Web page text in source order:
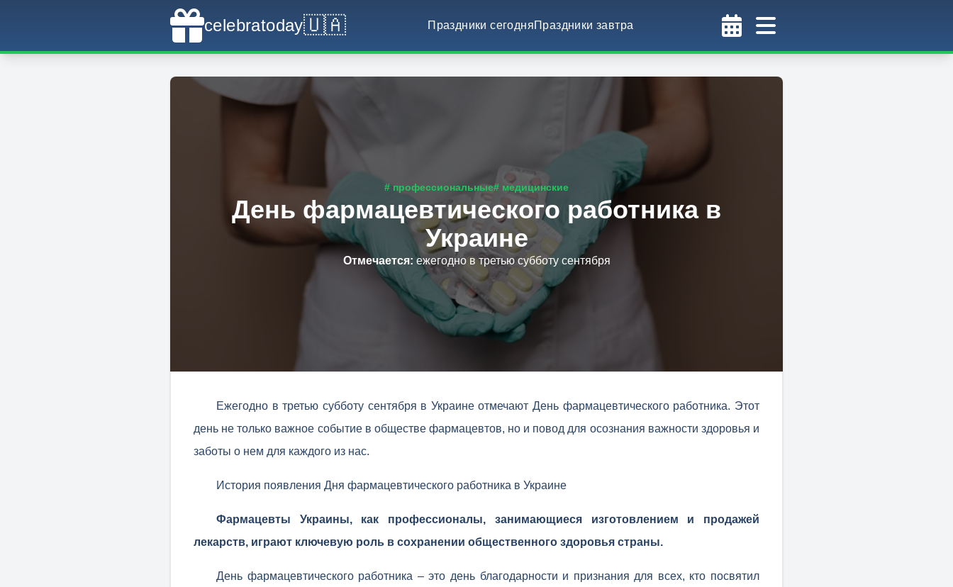
celebratoday🇺🇦 Праздники сегодняПраздники завтра
# профессиональные# медицинские
День фармацевтического работника в
Украине
Отмечается: ежегодно в третью субботу сентября
Ежегодно в третью субботу сентября в Украине отмечают День фармацевтического работника. Этот
день не только важное событие в обществе фармацевтов, но и повод для осознания важности здоровья и
заботы о нем для каждого из нас.
История появления Дня фармацевтического работника в Украине
Фармацевты Украины, как профессионалы, занимающиеся изготовлением и продажей
лекарств, играют ключевую роль в сохранении общественного здоровья страны.
День фармацевтического работника – это день благодарности и признания для всех, кто посвятил